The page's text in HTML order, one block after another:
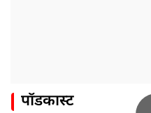
पॉडकास्ट